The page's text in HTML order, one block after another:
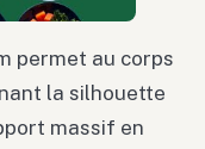
permet au corps
la silhouette
massif en